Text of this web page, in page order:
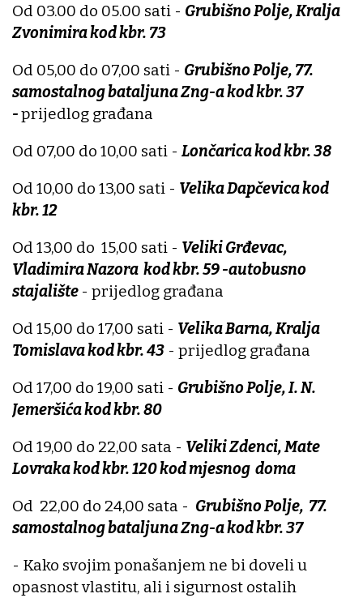
Od 03.00 do 05.00 sati - Grubišno Polje, Kralja
Zvonimira kod kbr. 73
Od 05,00 do 07,00 sati - Grubišno Polje, 77.
samostalnog bataljuna Zng-a kod kbr. 37
-prijedlog građana
Od 07,00 do 10,00 sati - Lončarica kod kbr. 38
Od 10,00 do 13,00 sati - Velika Dapčevica kod
kbr. 12
Od 13,00 do 15,00 sati - Veliki Grđevac,
Vladimira Nazora kod kbr. 59 -autobusno
stajalište - prijedlog građana
Od 15,00 do 17,00 sati - Velika Barna, Kralja
Tomislava kod kbr. 43 - prijedlog građana
Od 17,00 do 19,00 sati - Grubišno Polje, I. N.
Jemeršića kod kbr. 80
Od 19,00 do 22,00 sata - Veliki Zdenci, Mate
Lovraka kod kbr. 120 kod mjesnog doma
Od 22,00 do 24,00 sata - Grubišno Polje, 77.
samostalnog bataljuna Zng-a kod kbr. 37
- Kako svojim ponašanjem ne bi doveli u
opasnost vlastitu, ali i sigurnost ostalih